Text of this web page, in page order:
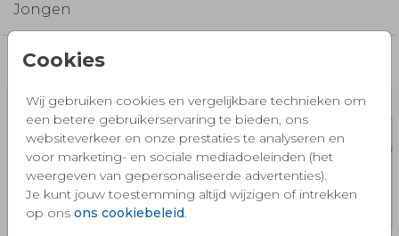
Cookies
Wij gebruiken cookies en vergelijkbare technieken om
een betere gebruikerservaring te bieden, ons
websiteverkeer en onze prestaties te analyseren en
voor marketing- en sociale mediadoeleinden (het
weergeven van gepersonaliseerde advertenties).
Je kunt jouw toestemming altijd wijzigen of intrekken
op ons ons cookiebeleid.
Jongen
Misschien vind je dit ook mooi 🧡